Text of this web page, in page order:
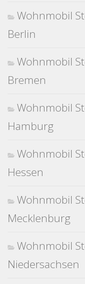
Wohnmobil
Berlin
Wohnmobil
Bremen
Wohnmobil
Hamburg
Wohnmobil
Hessen
Wohnmobil
Mecklenburg
Wohnmobil
Niedersachsen